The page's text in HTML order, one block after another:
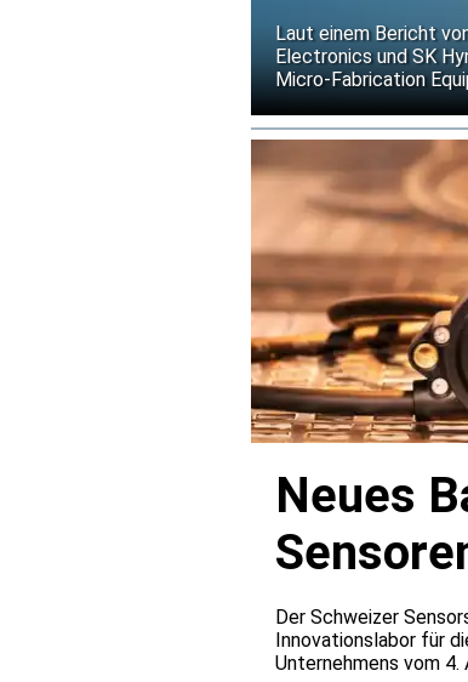
Laut einem Bericht
Electronics und SK
Micro-Fabrication
weitere
Neues
Der Schweizer
Innovationslabor für
Unternehmens vom